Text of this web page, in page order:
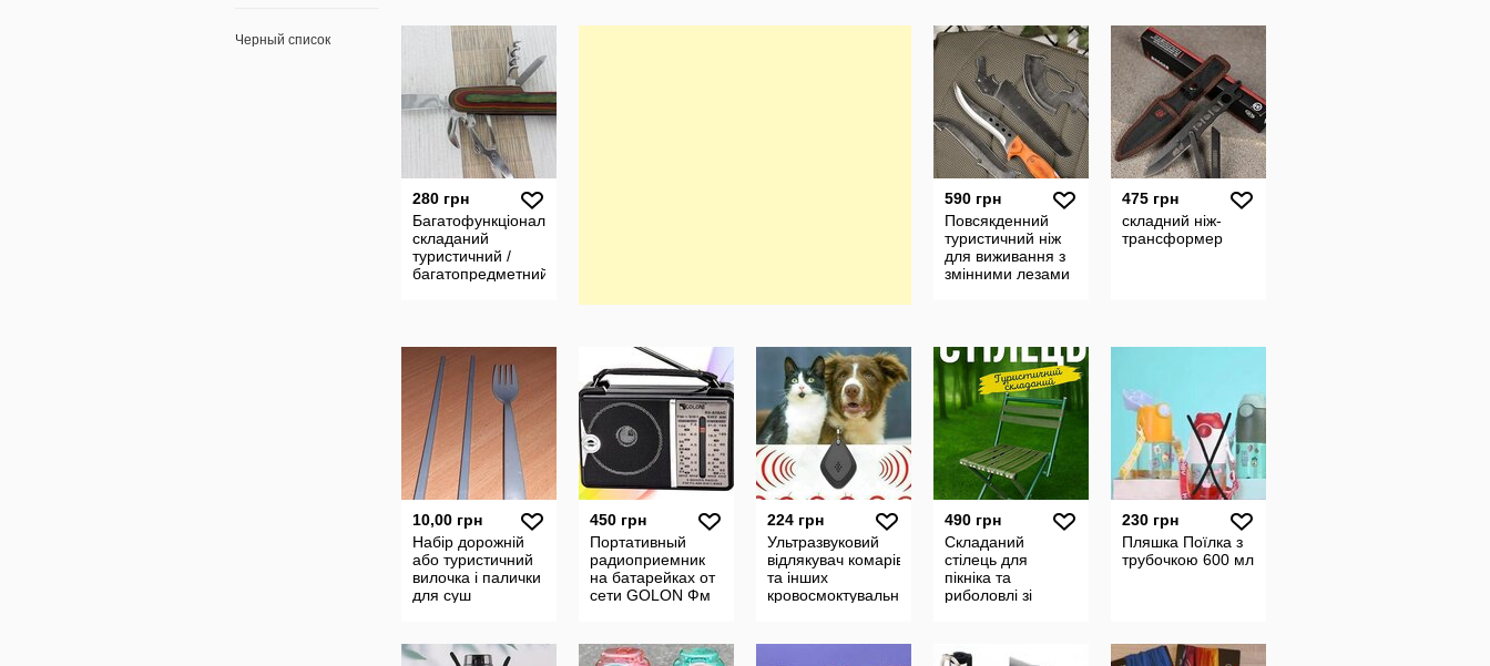
Черный список
чохлом
280 грн
Багатофункціональний
складаний
туристичний /
багатопредметний ніж,
590 грн
Повсякденний
туристичний ніж
для виживання з
змінними лезами
475 грн
складний ніж-
трансформер
10,00 грн
Набір дорожній
або туристичний
вилочка і палички
для суш
450 грн
Портативный
радиоприемник
на батарейках от
сети GОLОN Фм
224 грн
Ультразвуковий
відлякувач комарів
та інших
кровосмоктувальних
490 грн
Складаний
стілець для
пікніка та
риболовлі зі
230 грн
Пляшка Поїлка з
трубочкою 600 мл